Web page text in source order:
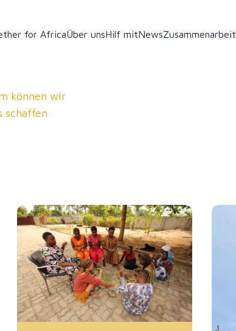
for AfricaÜber unsHilf mitNewsZusammenarbeit
können wir
schaffen